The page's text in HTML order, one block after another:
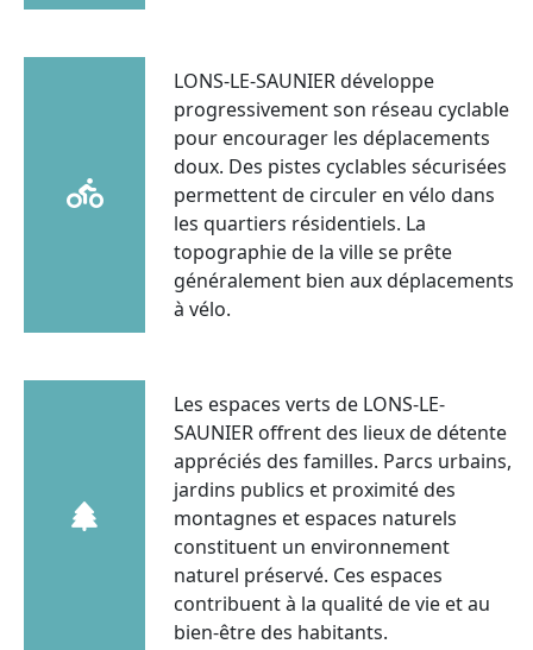
LONS-LE-SAUNIER développe
progressivement son réseau cyclable
pour encourager les déplacements
doux. Des pistes cyclables sécurisées
permettent de circuler en vélo dans
les quartiers résidentiels. La
topographie de la ville se prête
généralement bien aux déplacements
à vélo.
Les espaces verts de LONS-LE-
SAUNIER offrent des lieux de détente
appréciés des familles. Parcs urbains,
jardins publics et proximité des
montagnes et espaces naturels
constituent un environnement
naturel préservé. Ces espaces
contribuent à la qualité de vie et au
bien-être des habitants.